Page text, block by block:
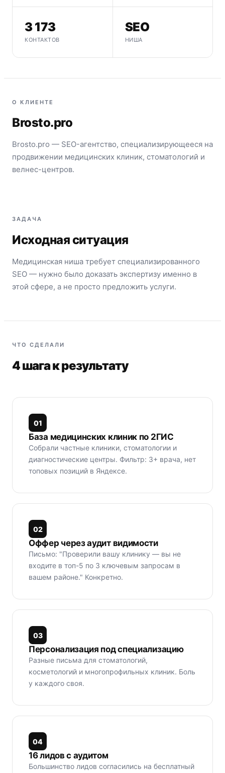
3 173
КОНТАКТОВ
SEO
НИША
О КЛИЕНТЕ
Brosto.pro
Brosto.pro — SEO-агентство, специализирующееся на
продвижении медицинских клиник, стоматологий и
велнес-центров.
ЗАДАЧА
Исходная ситуация
Медицинская ниша требует специализированного
SEO — нужно было доказать экспертизу именно в
этой сфере, а не просто предложить услуги.
ЧТО СДЕЛАЛИ
4 шага к результату
01
База медицинских клиник по 2ГИС
Собрали частные клиники, стоматологии и
диагностические центры. Фильтр: 3+ врача, нет
топовых позиций в Яндексе.
02
Оффер через аудит видимости
Письмо: "Проверили вашу клинику — вы не
входите в топ-5 по 3 ключевым запросам в
вашем районе." Конкретно.
03
Персонализация под специализацию
Разные письма для стоматологий,
косметологий и многопрофильных клиник. Боль
у каждого своя.
04
16 лидов с аудитом
Большинство лидов согласились на бесплатный